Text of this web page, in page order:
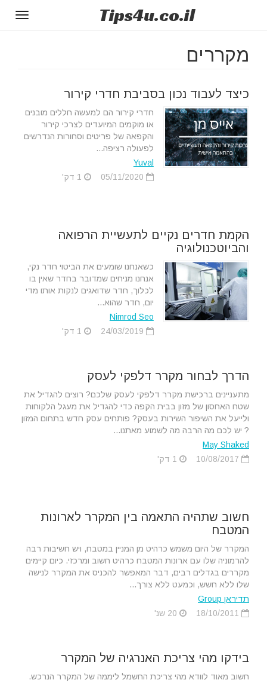
Tips4u.co.il
מקררים
כיצד לעבוד נכון בסביבת חדרי קירור
חדרי קירור הם למעשה חללים מובנים
או מוקמים המיועדים לצרכי קירור
והקפאה של פריטים וסחורות הנדרשים
לפעולה רציפה...
Yuval
הקמת חדרים נקיים לתעשיית הרפואה
והביוטכנולוגיה
כשאנחנו שומעים את הביטוי חדר נקי,
אנחנו מניחים שמדובר בחדר שאין בו
לכלוך, חדר שדואגים לנקות אותו מדי
יום, חדר שהוא...
Nimrod Seo
הדרך לבחור מקרר דלפקי לעסק
מתעניינים ברכישת מקרר דלפקי לעסק שלכם? רוצים להגדיל את
שטח האחסון של מזון בבית הקפה כדי להגדיל את מעגל הלקוחות
ולייעל את השיפור השירות בעסק? פותחים עסק חדש בתחום המזון
? יש לכם מה הרבה מה לשמוע מאתנו...
May Shaked
חשוב שתהיה התאמה בין המקרר לארונות
המטבח
המקרר של היום משמש כרהיט מן המניין במטבח, ויש חשיבות רבה
להרמוניה שלו עם ארונות המטבח כרהיט חשוב ומרכזי. כיום קיימים
מקררים בגדלים רבים, דבר המאפשר להכניס את המקרר לנישה
שלו ללא חשש, וכמעט ללא צורך...
תדיראן Group
בידקו מהי צריכת האנרגיה של המקרר
חשוב מאוד לוודא מהי צריכת החשמל ליממה של המקרר הנרכש.